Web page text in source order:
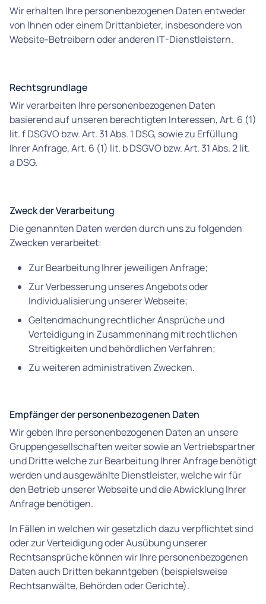
Wir erhalten Ihre personenbezogenen Daten entweder
von Ihnen oder einem Drittanbieter, insbesondere von
Website-Betreibern oder anderen IT-Dienstleistern.
Rechtsgrundlage
Wir verarbeiten Ihre personenbezogenen Daten
basierend auf unseren berechtigten Interessen, Art. 6 (1)
lit. f DSGVO bzw. Art. 31 Abs. 1 DSG, sowie zu Erfüllung
Ihrer Anfrage, Art. 6 (1) lit. b DSGVO bzw. Art. 31 Abs. 2 lit.
a DSG.
Zweck der Verarbeitung
Die genannten Daten werden durch uns zu folgenden
Zwecken verarbeitet:
Zur Bearbeitung Ihrer jeweiligen Anfrage;
Zur Verbesserung unseres Angebots oder
Individualisierung unserer Webseite;
Geltendmachung rechtlicher Ansprüche und
Verteidigung in Zusammenhang mit rechtlichen
Streitigkeiten und behördlichen Verfahren;
Zu weiteren administrativen Zwecken.
Empfänger der personenbezogenen Daten
Wir geben Ihre personenbezogenen Daten an unsere
Gruppengesellschaften weiter sowie an Vertriebspartner
und Dritte welche zur Bearbeitung Ihrer Anfrage benötigt
werden und ausgewählte Dienstleister, welche wir für
den Betrieb unserer Webseite und die Abwicklung Ihrer
Anfrage benötigen.
In Fällen in welchen wir gesetzlich dazu verpflichtet sind
oder zur Verteidigung oder Ausübung unserer
Rechtsansprüche können wir Ihre personenbezogenen
Daten auch Dritten bekanntgeben (beispielsweise
Rechtsanwälte, Behörden oder Gerichte).